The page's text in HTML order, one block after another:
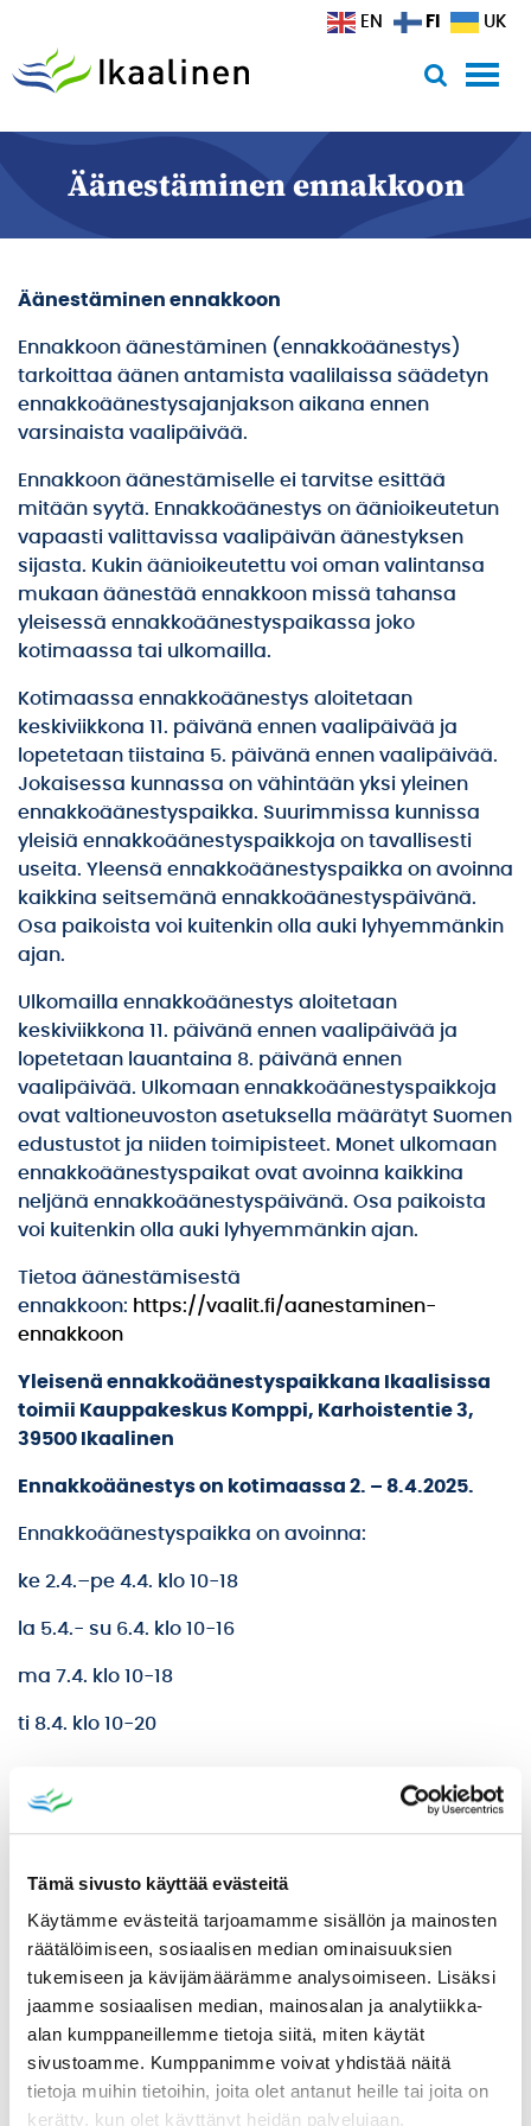
Tämä sivusto käyttää evästeitä
Käytämme evästeitä tarjoamamme sisällön ja mainosten
räätälöimiseen, sosiaalisen median ominaisuuksien
tukemiseen ja kävijämäärämme analysoimiseen. Lisäksi
jaamme sosiaalisen median, mainosalan ja analytiikka-
alan kumppaneillemme tietoja siitä, miten käytät
sivustoamme. Kumppanimme voivat yhdistää näitä
tietoja muihin tietoihin, joita olet antanut heille tai joita on
kerätty, kun olet käyttänyt heidän palvelujaan.
Äänestäminen ennakkoon
KUNTAINFO
LASKUTUSTIEDOT
LUOTTAMUSHENKILÖT JA LAUTAKUNNAT
PÄÄTÖKSET
SAAVUTETTAVUUS
Äänestäminen ennakkoon
Ennakkoon äänestäminen (ennakkoäänestys)
tarkoittaa äänen antamista vaalilaissa säädetyn
ennakkoäänestysajanjakson aikana ennen
varsinaista vaalipäivää.
Ennakkoon äänestämiselle ei tarvitse esittää
mitään syytä. Ennakkoäänestys on äänioikeutetun
vapaasti valittavissa vaalipäivän äänestyksen
sijasta. Kukin äänioikeutettu voi oman valintansa
mukaan äänestää ennakkoon missä tahansa
yleisessä ennakkoäänestyspaikassa joko
kotimaassa tai ulkomailla.
Kotimaassa ennakkoäänestys aloitetaan
keskiviikkona 11. päivänä ennen vaalipäivää ja
lopetetaan tiistaina 5. päivänä ennen vaalipäivää.
Jokaisessa kunnassa on vähintään yksi yleinen
ennakkoäänestyspaikka. Suurimmissa kunnissa
yleisiä ennakkoäänestyspaikkoja on tavallisesti
useita. Yleensä ennakkoäänestyspaikka on avoinna
kaikkina seitsemänä ennakkoäänestyspäivänä.
Osa paikoista voi kuitenkin olla auki lyhyemmänkin
ajan.
Ulkomailla ennakkoäänestys aloitetaan
keskiviikkona 11. päivänä ennen vaalipäivää ja
lopetetaan lauantaina 8. päivänä ennen
vaalipäivää. Ulkomaan ennakkoäänestyspaikkoja
ovat valtioneuvoston asetuksella määrätyt Suomen
edustustot ja niiden toimipisteet. Monet ulkomaan
ennakkoäänestyspaikat ovat avoinna kaikkina
neljänä ennakkoäänestyspäivänä. Osa paikoista
voi kuitenkin olla auki lyhyemmänkin ajan.
Tietoa äänestämisestä
ennakkoon: https://vaalit.fi/aanestaminen-
ennakkoon
Yleisenä ennakkoäänestyspaikkana Ikaalisissa
toimii Kauppakeskus Komppi, Karhoistentie 3,
39500 Ikaalinen
Ennakkoäänestys on kotimaassa 2. – 8.4.2025.
Ennakkoäänestyspaikka on avoinna:
ke 2.4.–pe 4.4. klo 10-18
la 5.4.- su 6.4. klo 10-16
ma 7.4. klo 10-18
ti 8.4. klo 10-20
EN FI UK